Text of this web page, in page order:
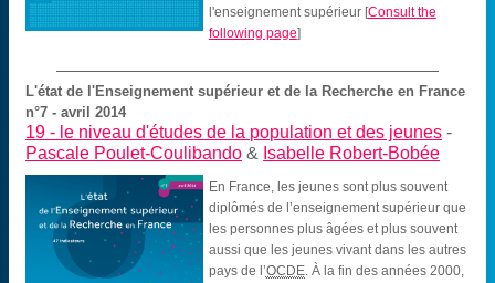
l'enseignement supérieur [Consult the
following page]
L'état de l'Enseignement supérieur et de la Recherche en France
n°7 - avril 2014
19 - le niveau d'études de la population et des jeunes -
Pascale Poulet-Coulibando & Isabelle Robert-Bobée
En France, les jeunes sont plus souvent
diplômés de l’enseignement supérieur que
les personnes plus âgées et plus souvent
aussi que les jeunes vivant dans les autres
pays de l’OCDE. À la fin des années 2000,